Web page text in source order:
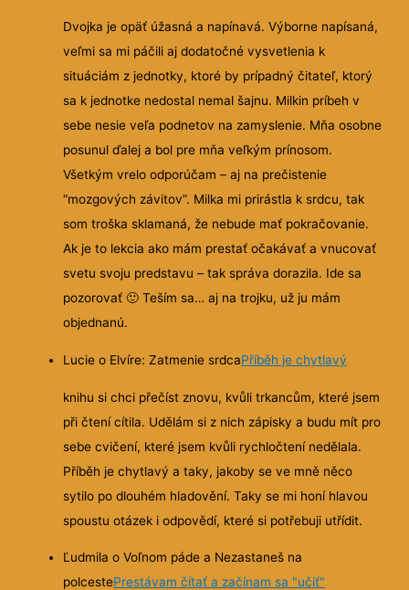
Dvojka je opäť úžasná a napínavá. Výborne napísaná,
veľmi sa mi páčili aj dodatočné vysvetlenia k
situáciám z jednotky, ktoré by prípadný čitateľ, ktorý
sa k jednotke nedostal nemal šajnu. Milkin príbeh v
sebe nesie veľa podnetov na zamyslenie. Mňa osobne
posunul ďalej a bol pre mňa veľkým prínosom.
Všetkým vrelo odporúčam – aj na prečistenie
“mozgových závitov”. Milka mi prirástla k srdcu, tak
som troška sklamaná, že nebude mať pokračovanie.
Ak je to lekcia ako mám prestať očakávať a vnucovať
svetu svoju predstavu – tak správa dorazila. Ide sa
pozorovať🙂 Teším sa… aj na trojku, už ju mám
objednanú.
Lucie o Elvíre: Zatmenie srdcaPříběh je chytlavý
knihu si chci přečíst znovu, kvůli trkancům, které jsem
při čtení cítila. Udělám si z nich zápisky a budu mít pro
sebe cvičení, které jsem kvůli rychločtení nedělala.
Příběh je chytlavý a taky, jakoby se ve mně něco
sytilo po dlouhém hladovění. Taky se mi honí hlavou
spoustu otázek i odpovědí, které si potřebuji utřídit.
Ľudmila o Voľnom páde a Nezastaneš na
polcestePrestávam čítať a začínam sa "učiť"